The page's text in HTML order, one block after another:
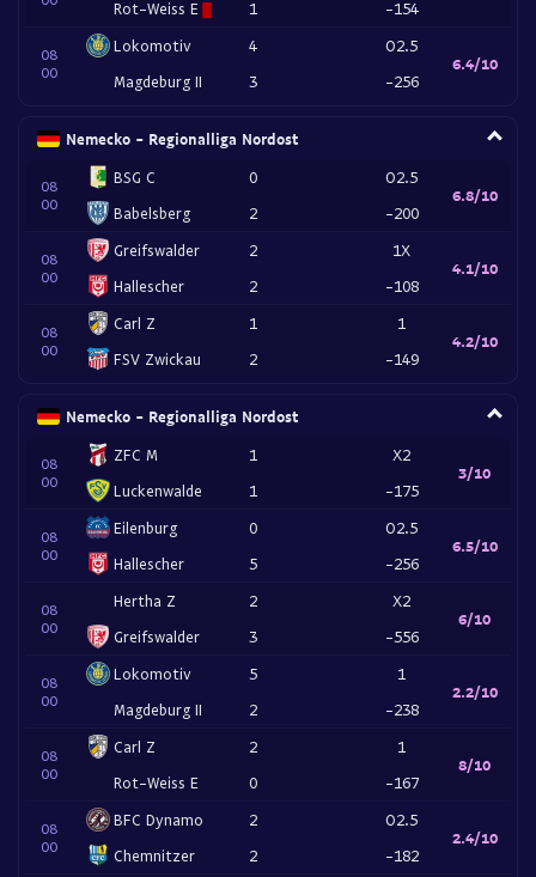
Rot-Weiss E
1
-154
08
00
Lokomotiv
Magdeburg II
4
3
O2.5
-256
6.4/10
Nemecko - Regionalliga Nordost
08
00
BSG C
Babelsberg
0
2
O2.5
-200
6.8/10
08
00
Greifswalder
Hallescher
2
2
1X
-108
4.1/10
08
00
Carl Z
FSV Zwickau
1
2
1
-149
4.2/10
Nemecko - Regionalliga Nordost
08
00
ZFC M
Luckenwalde
1
1
X2
-175
3/10
08
00
Eilenburg
Hallescher
0
5
O2.5
-256
6.5/10
08
00
Hertha Z
Greifswalder
2
3
X2
-556
6/10
08
00
Lokomotiv
Magdeburg II
5
2
1
-238
2.2/10
08
00
Carl Z
Rot-Weiss E
2
0
1
-167
8/10
08
00
BFC Dynamo
Chemnitzer
2
2
O2.5
-182
2.4/10